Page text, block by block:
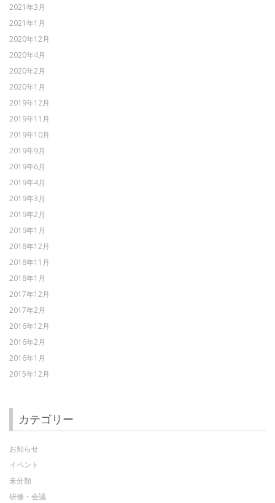
2021年3月
2021年1月
2020年12月
2020年4月
2020年2月
2020年1月
2019年12月
2019年11月
2019年10月
2019年9月
2019年6月
2019年4月
2019年3月
2019年2月
2019年1月
2018年12月
2018年11月
2018年1月
2017年12月
2017年2月
2016年12月
2016年2月
2016年1月
2015年12月
カテゴリー
お知らせ
イベント
未分類
研修・会議